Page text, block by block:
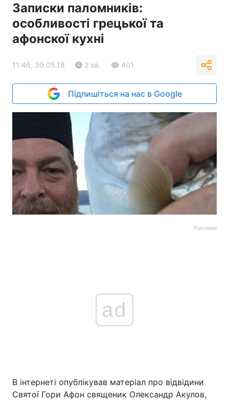
Записки паломників:
особливості грецької та
афонскої кухні
11:46, 30.05.18 2 хв. 401
Підпишіться на нас в Google
Реклама
ad
В інтернеті опублікував матеріал про відвідини
Святої Гори Афон священик Олександр Акулов,